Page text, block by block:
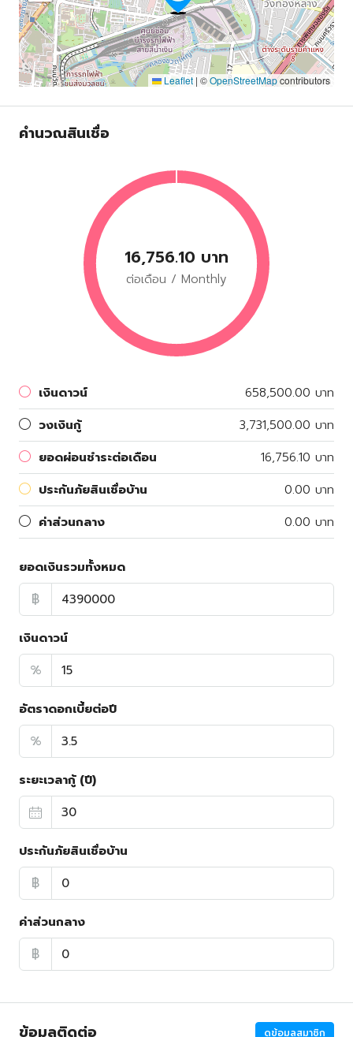
Leaflet | ©OpenStreetMapcontributors
คำนวณสินเชื่อ
16,756.10 บาท
ต่อเดือน / Monthly
เงินดาวน์
658,500.00 บาท
วงเงินกู้
3,731,500.00 บาท
ยอดผ่อนชำระต่อเดือน
16,756.10 บาท
ประกันภัยสินเชื่อบ้าน
0.00 บาท
ค่าส่วนกลาง
0.00 บาท
ยอดเงินรวมทั้งหมด
฿
เงินดาวน์
%
อัตราดอกเบี้ยต่อปี
%
ระยะเวลากู้ (ปี)
ประกันภัยสินเชื่อบ้าน
฿
ค่าส่วนกลาง
฿
ข้อมูลติดต่อ ดูข้อมูลสมาชิก